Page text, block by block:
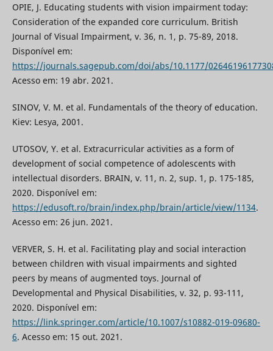
OPIE, J. Educating students with vision impairment today:
Consideration of the expanded core curriculum. British
Journal of Visual Impairment, v. 36, n. 1, p. 75-89, 2018.
Disponível em:
https://journals.sagepub.com/doi/abs/10.1177/
Acesso em: 19 abr. 2021.
SINOV, V. M. et al. Fundamentals of the theory of education.
Kiev: Lesya, 2001.
UTOSOV, Y. et al. Extracurricular activities as a form of
development of social competence of adolescents with
intellectual disorders. BRAIN, v. 11, n. 2, sup. 1, p. 175-185,
2020. Disponível em:
https://edusoft.ro/brain/index.php/brain/article/view/1134.
Acesso em: 26 jun. 2021.
VERVER, S. H. et al. Facilitating play and social interaction
between children with visual impairments and sighted
peers by means of augmented toys. Journal of
Developmental and Physical Disabilities, v. 32, p. 93-111,
2020. Disponível em:
https://link.springer.com/article/10.1007/s10882-019-09680-
6. Acesso em: 15 out. 2021.